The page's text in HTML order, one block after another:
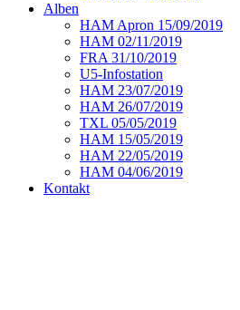
Alben
HAM Apron 15/09/2019
HAM 02/11/2019
FRA 31/10/2019
U5-Infostation
HAM 23/07/2019
HAM 26/07/2019
TXL 05/05/2019
HAM 15/05/2019
HAM 22/05/2019
HAM 04/06/2019
Kontakt